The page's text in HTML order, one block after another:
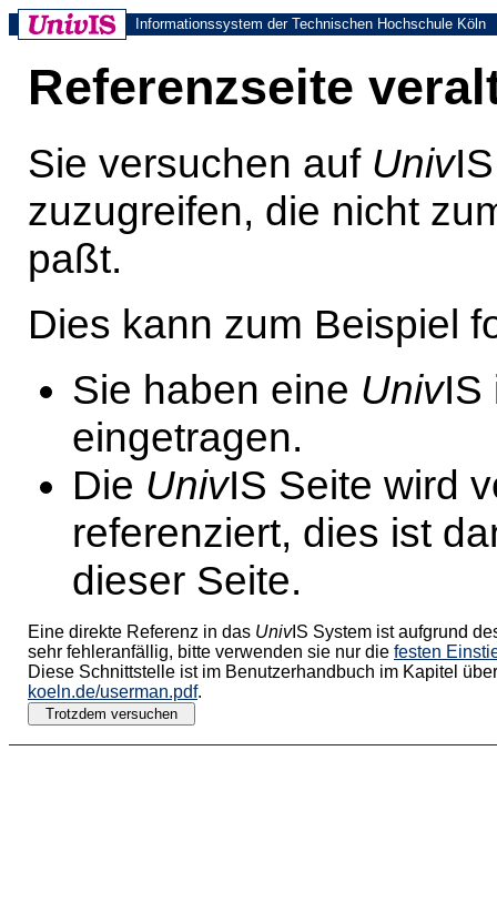
Informationssystem der Technischen Hochschule Köln
Referenzseite
Sie versuchen auf Univ
zuzugreifen, die nicht
paßt.
Dies kann zum Beispiel
Sie haben eine UnivIS
eingetragen.
Die UnivIS Seite wird
referenziert, dies ist
dieser Seite.
Eine direkte Referenz in das UnivIS System ist aufgrund
sehr fehleranfällig, bitte verwenden sie nur die festen
Diese Schnittstelle ist im Benutzerhandbuch im Kapitel
koeln.de/userman.pdf.